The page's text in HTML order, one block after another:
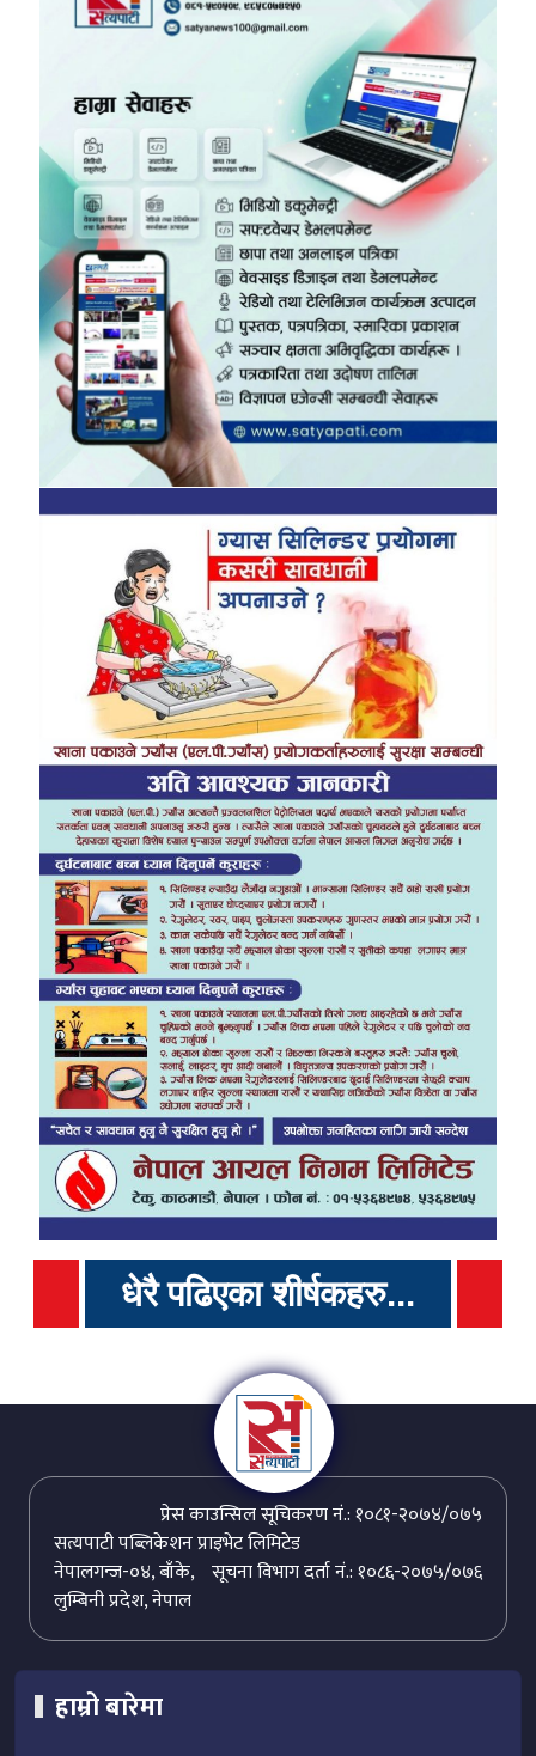
धेरै पढिएका शीर्षकहरु...
प्रेस काउन्सिल सूचिकरण नं.: १०८१-२०७४/०७५
सत्यपाटी पब्लिकेशन प्राइभेट लिमिटेड
सूचना विभाग दर्ता नं.: १०८६-२०७५/०७६
नेपालगन्ज-०४, बाँके,
लुम्बिनी प्रदेश, नेपाल
हाम्रो बारेमा